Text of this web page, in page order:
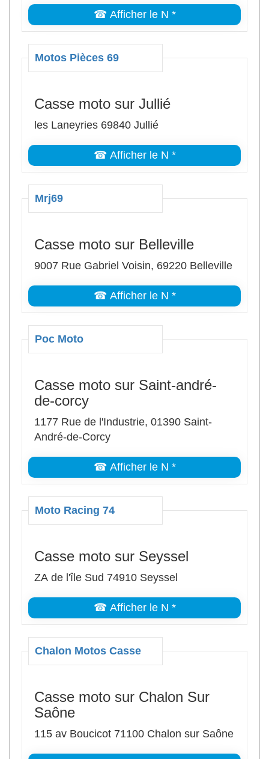
☎ Afficher le N *
Motos Pièces 69
Casse moto sur Jullié
les Laneyries 69840 Jullié
☎ Afficher le N *
Mrj69
Casse moto sur Belleville
9007 Rue Gabriel Voisin, 69220 Belleville
☎ Afficher le N *
Poc Moto
Casse moto sur Saint-andré-
de-corcy
1177 Rue de l'Industrie, 01390 Saint-
André-de-Corcy
☎ Afficher le N *
Moto Racing 74
Casse moto sur Seyssel
ZA de l'île Sud 74910 Seyssel
☎ Afficher le N *
Chalon Motos Casse
Casse moto sur Chalon Sur
Saône
115 av Boucicot 71100 Chalon sur Saône